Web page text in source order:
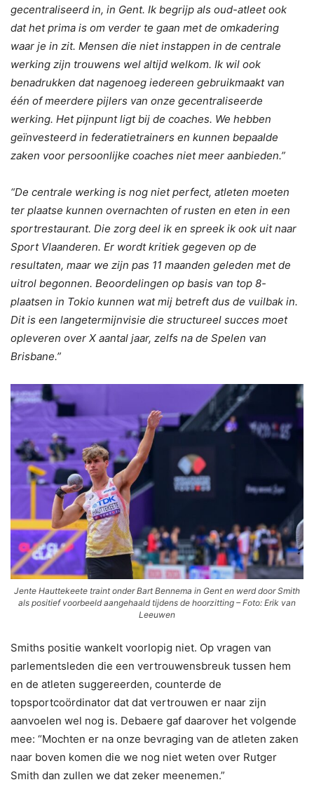
gecentraliseerd in, in Gent. Ik begrijp als oud-atleet ook
dat het prima is om verder te gaan met de omkadering
waar je in zit. Mensen die niet instappen in de centrale
werking zijn trouwens wel altijd welkom. Ik wil ook
benadrukken dat nagenoeg iedereen gebruikmaakt van
één of meerdere pijlers van onze gecentraliseerde
werking. Het pijnpunt ligt bij de coaches. We hebben
geïnvesteerd in federatietrainers en kunnen bepaalde
zaken voor persoonlijke coaches niet meer aanbieden.”
“De centrale werking is nog niet perfect, atleten moeten
ter plaatse kunnen overnachten of rusten en eten in een
sportrestaurant. Die zorg deel ik en spreek ik ook uit naar
Sport Vlaanderen. Er wordt kritiek gegeven op de
resultaten, maar we zijn pas 11 maanden geleden met de
uitrol begonnen. Beoordelingen op basis van top 8-
plaatsen in Tokio kunnen wat mij betreft dus de vuilbak in.
Dit is een langetermijnvisie die structureel succes moet
opleveren over X aantal jaar, zelfs na de Spelen van
Brisbane.”
Jente Hauttekeete traint onder Bart Bennema in Gent en werd door Smith
als positief voorbeeld aangehaald tijdens de hoorzitting – Foto: Erik van
Leeuwen
Smiths positie wankelt voorlopig niet. Op vragen van
parlementsleden die een vertrouwensbreuk tussen hem
en de atleten suggereerden, counterde de
topsportcoördinator dat dat vertrouwen er naar zijn
aanvoelen wel nog is. Debaere gaf daarover het volgende
mee: “Mochten er na onze bevraging van de atleten zaken
naar boven komen die we nog niet weten over Rutger
Smith dan zullen we dat zeker meenemen.”